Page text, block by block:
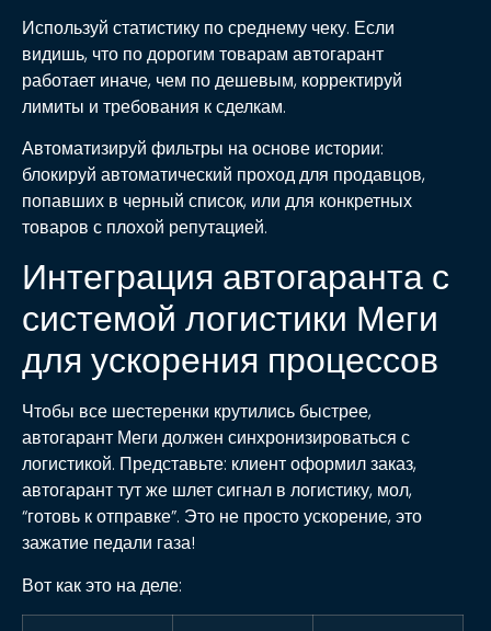
Используй статистику по среднему чеку. Если
видишь, что по дорогим товарам автогарант
работает иначе, чем по дешевым, корректируй
лимиты и требования к сделкам.
Автоматизируй фильтры на основе истории:
блокируй автоматический проход для продавцов,
попавших в черный список, или для конкретных
товаров с плохой репутацией.
Интеграция автогаранта с
системой логистики Меги
для ускорения процессов
Чтобы все шестеренки крутились быстрее,
автогарант Меги должен синхронизироваться с
логистикой. Представьте: клиент оформил заказ,
автогарант тут же шлет сигнал в логистику, мол,
“готовь к отправке”. Это не просто ускорение, это
зажатие педали газа!
Вот как это на деле: